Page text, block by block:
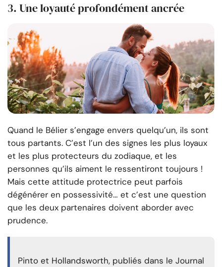
3. Une loyauté profondément ancrée
Quand le Bélier s’engage envers quelqu’un, ils sont
tous partants. C’est l’un des signes les plus loyaux
et les plus protecteurs du zodiaque, et les
personnes qu’ils aiment le ressentiront toujours !
Mais cette attitude protectrice peut parfois
dégénérer en possessivité… et c’est une question
que les deux partenaires doivent aborder avec
prudence.
Pinto et Hollandsworth, publiés dans le Journal